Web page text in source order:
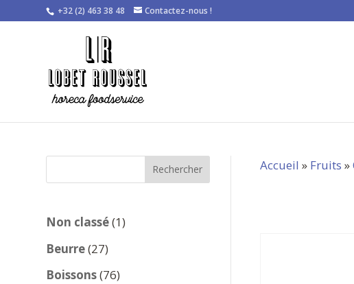
+32 (2) 463 38 48 Contactez-nous !
Rechercher
Non classé 11
Beurre 2727
produits
Boissons 7676
Accueil » Fruits »